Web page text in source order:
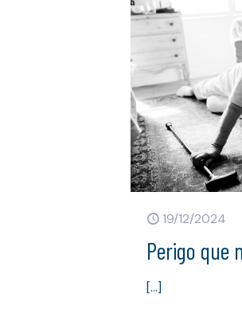
19/12/2024
Perigo que
[…]